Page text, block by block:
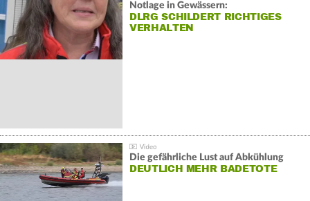
Notlage in Gewässern:
DLRG SCHILDERT RICHTIGES
VERHALTEN
Die gefährliche Lust auf Abkühlung
DEUTLICH MEHR BADETOTE